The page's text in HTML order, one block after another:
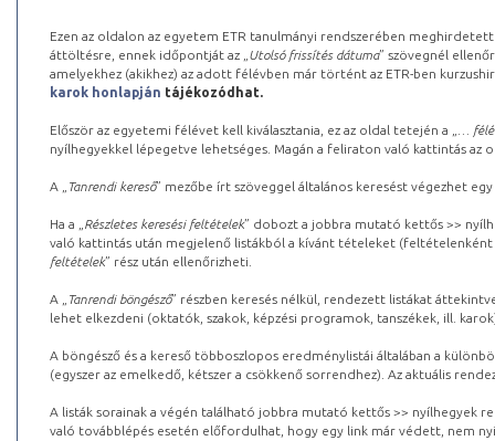
Ezen az oldalon az egyetem ETR tanulmányi rendszerében
áttöltésre, ennek időpontját az „ Utolsó frissítés dátuma” szövegnél
amelyekhez (akikhez) az adott félévben már történt az ETR-ben
karok honlapján tájékozódhat.
Először az egyetemi félévet kell kiválasztania, ez az oldal tetején a „
…
nyílhegyekkel lépegetve lehetséges. Magán a feliraton való kattintás az
A „ Tanrendi kereső” mezőbe írt szöveggel általános keresést végezhet
Ha a „ Részletes keresési feltételek” dobozt a jobbra mutató kettős >>
való kattintás után megjelenő listákból a kívánt tételeket (feltételenként
feltételek” rész után ellenőrizheti.
A „ Tanrendi böngésző” részben keresés nélkül, rendezett listákat
lehet elkezdeni (oktatók, szakok, képzési programok, tanszékek, ill.
A böngésző és a kereső többoszlopos eredménylistái általában a
(egyszer az emelkedő, kétszer a csökkenő sorrendhez). Az aktuális
A listák sorainak a végén található jobbra mutató kettős >> nyílhegyek
való továbblépés esetén előfordulhat, hogy egy link már védett, nem